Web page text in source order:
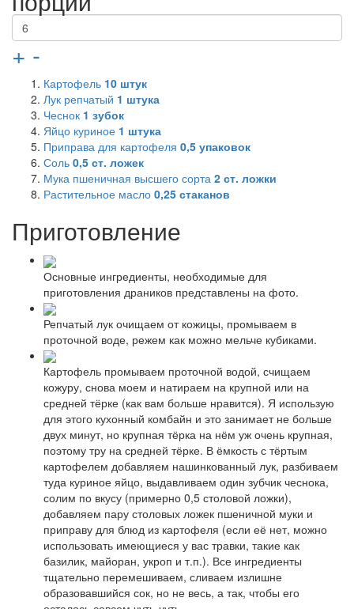
+ -
Картофель 10 штук
Лук репчатый 1 штука
Чеснок 1 зубок
Яйцо куриное 1 штука
Приправа для картофеля 0,5 упаковок
Соль 0,5 ст. ложек
Мука пшеничная высшего сорта 2 ст. ложки
Растительное масло 0,25 стаканов
Приготовление
Основные ингредиенты, необходимые для
приготовления драников представлены на фото.
Репчатый лук очищаем от кожицы, промываем в
проточной воде, режем как можно мельче кубиками.
Картофель промываем проточной водой, счищаем
кожуру, снова моем и натираем на крупной или на
средней тёрке (как вам больше нравится). Я использую
для этого кухонный комбайн и это занимает не больше
двух минут, но крупная тёрка на нём уж очень крупная,
поэтому тру на средней тёрке. В ёмкость с тёртым
картофелем добавляем нашинкованный лук, разбиваем
туда куриное яйцо, выдавливаем один зубчик чеснока,
солим по вкусу (примерно 0,5 столовой ложки),
добавляем пару столовых ложек пшеничной муки и
приправу для блюд из картофеля (если её нет, можно
использовать имеющиеся у вас травки, такие как
базилик, майоран, укроп и т.п.). Все ингредиенты
тщательно перемешиваем, сливаем излишне
образовавшийся сок, но не весь, а так, чтобы его